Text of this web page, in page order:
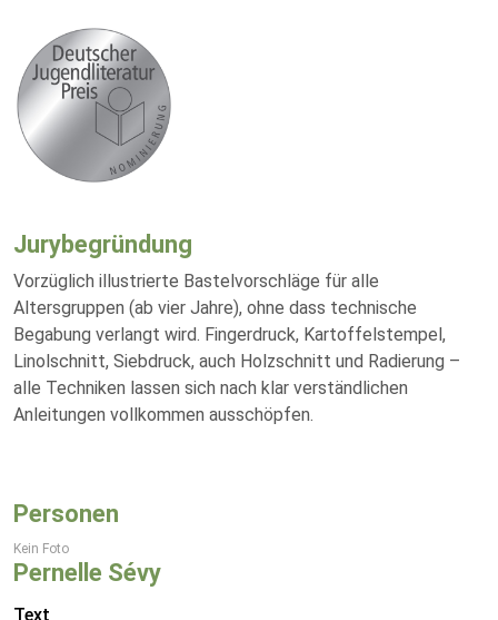
Jurybegründung
Vorzüglich illustrierte Bastelvorschläge für alle
Altersgruppen (ab vier Jahre), ohne dass technische
Begabung verlangt wird. Fingerdruck, Kartoffelstempel,
Linolschnitt, Siebdruck, auch Holzschnitt und Radierung –
alle Techniken lassen sich nach klar verständlichen
Anleitungen vollkommen ausschöpfen.
Personen
Kein Foto
Pernelle Sévy
Text